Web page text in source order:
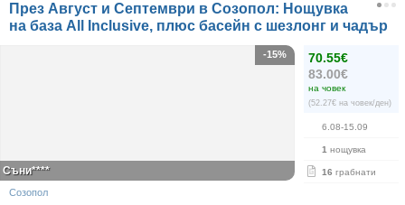
През Август и Септември в Созопол: Нощувка
на база All Inclusive, плюс басейн с шезлонг и чадър
70.55€
83.00€
на човек
(52.27€ на човек/ден)
6.08-15.09
1 нощувка
16 грабнати
-15%
Съни****
Созопол